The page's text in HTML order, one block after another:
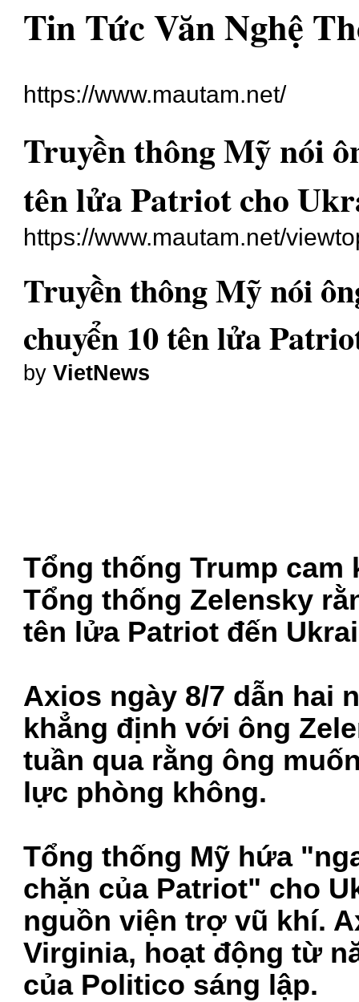
Tin Tức Văn Nghệ
https://www.mautam.net/
Truyền thông Mỹ nói
tên lửa Patriot cho
https://www.mautam.net/
Truyền thông Mỹ nói
chuyển 10 tên lửa
byVietNews
Tổng thống Trump
Tổng thống Zelensky
tên lửa Patriot đến
Axios ngày 8/7 dẫn hai
khẳng định với ông
tuần qua rằng ông
lực phòng không.
Tổng thống Mỹ hứa
chặn của Patriot" cho
nguồn viện trợ vũ khí.
Virginia, hoạt động từ
của Politico sáng lập.